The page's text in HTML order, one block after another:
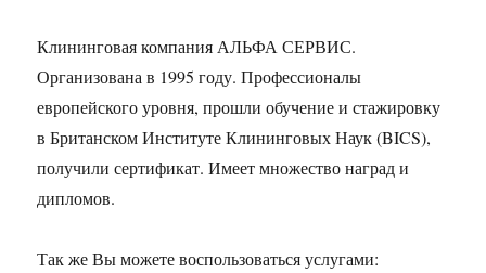
Клининговая компания АЛЬФА СЕРВИС.
Организована в 1995 году. Профессионалы
европейского уровня, прошли обучение и стажировку
в Британском Институте Клининговых Наук (BICS),
получили сертификат. Имеет множество наград и
дипломов.
Так же Вы можете воспользоваться услугами: